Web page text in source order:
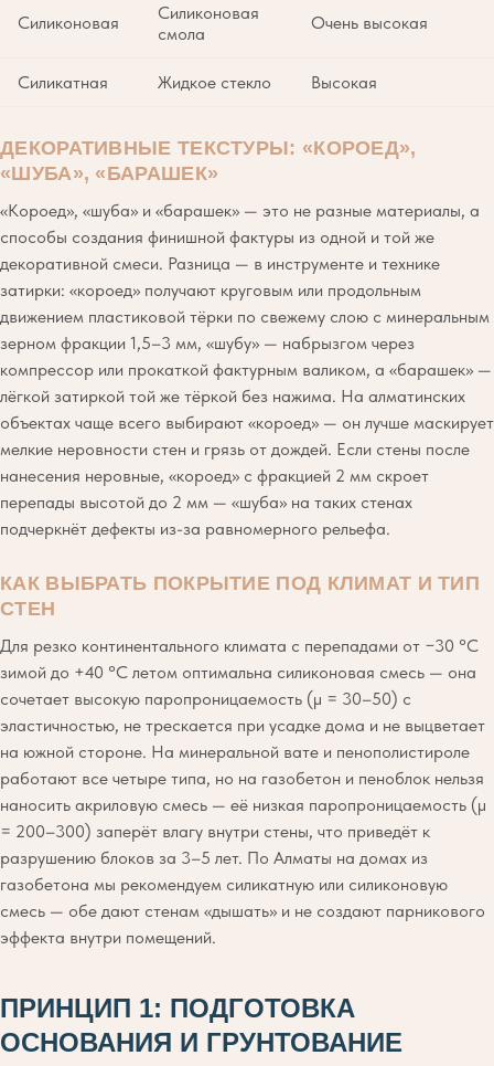
Силиконовая
Силиконовая
смола
Очень высокая
Силикатная Жидкое стекло Высокая
ДЕКОРАТИВНЫЕ ТЕКСТУРЫ: «КОРОЕД»,
«ШУБА», «БАРАШЕК»
«Короед», «шуба» и «барашек» — это не разные материалы, а
способы создания финишной фактуры из одной и той же
декоративной смеси. Разница — в инструменте и технике
затирки: «короед» получают круговым или продольным
движением пластиковой тёрки по свежему слою с минеральным
зерном фракции 1,5–3 мм, «шубу» — набрызгом через
компрессор или прокаткой фактурным валиком, а «барашек» —
лёгкой затиркой той же тёркой без нажима. На алматинских
объектах чаще всего выбирают «короед» — он лучше маскирует
мелкие неровности стен и грязь от дождей. Если стены после
нанесения неровные, «короед» с фракцией 2 мм скроет
перепады высотой до 2 мм — «шуба» на таких стенах
подчеркнёт дефекты из-за равномерного рельефа.
КАК ВЫБРАТЬ ПОКРЫТИЕ ПОД КЛИМАТ И ТИП
СТЕН
Для резко континентального климата с перепадами от −30 °C
зимой до +40 °C летом оптимальна силиконовая смесь — она
сочетает высокую паропроницаемость (μ = 30–50) с
эластичностью, не трескается при усадке дома и не выцветает
на южной стороне. На минеральной вате и пенополистироле
работают все четыре типа, но на газобетон и пеноблок нельзя
наносить акриловую смесь — её низкая паропроницаемость (μ
= 200–300) заперёт влагу внутри стены, что приведёт к
разрушению блоков за 3–5 лет. По Алматы на домах из
газобетона мы рекомендуем силикатную или силиконовую
смесь — обе дают стенам «дышать» и не создают парникового
эффекта внутри помещений.
ПРИНЦИП 1: ПОДГОТОВКА
ОСНОВАНИЯ И ГРУНТОВАНИЕ